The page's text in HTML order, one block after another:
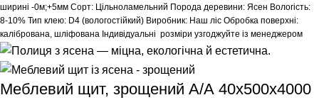
ширині -0м;+5мм Сорт: Цільноламельний Порода деревини: Ясен Вологість:
8-10% Тип клею: D4 (вологостійкий) Виробник: Наш ліс Обробка поверхні:
калібрована, шліфована Індивідуальні розміри узгоджуйте із менеджером
Меблевий щит, зрощений А/А 40х500х4000